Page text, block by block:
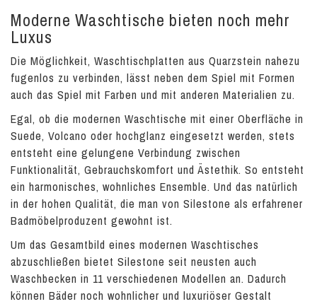
Moderne Waschtische bieten noch mehr
Luxus
Die Möglichkeit, Waschtischplatten aus Quarzstein nahezu
fugenlos zu verbinden, lässt neben dem Spiel mit Formen
auch das Spiel mit Farben und mit anderen Materialien zu.
Egal, ob die modernen Waschtische mit einer Oberfläche in
Suede, Volcano oder hochglanz eingesetzt werden, stets
entsteht eine gelungene Verbindung zwischen
Funktionalität, Gebrauchskomfort und Ästethik. So entsteht
ein harmonisches, wohnliches Ensemble. Und das natürlich
in der hohen Qualität, die man von Silestone als erfahrener
Badmöbelproduzent gewohnt ist.
Um das Gesamtbild eines modernen Waschtisches
abzuschließen bietet Silestone seit neusten auch
Waschbecken in 11 verschiedenen Modellen an. Dadurch
können Bäder noch wohnlicher und luxuriöser Gestalt